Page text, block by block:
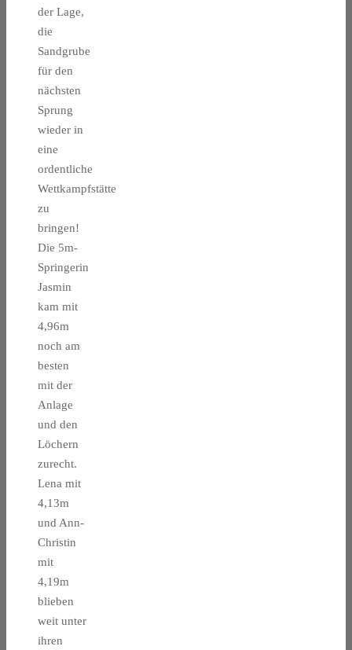
der Lage,
die
Sandgrube
für den
nächsten
Sprung
wieder in
eine
ordentliche
Wettkampfstätte
zu
bringen!
Die 5m-
Springerin
Jasmin
kam mit
4,96m
noch am
besten
mit der
Anlage
und den
Löchern
zurecht.
Lena mit
4,13m
und Ann-
Christin
mit
4,19m
blieben
weit unter
ihren